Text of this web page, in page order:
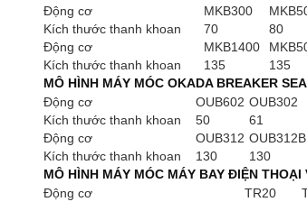
Động cơ
MKB300
Kích thước thanh khoan
70 80
Động cơ
MKB1400
Kích thước thanh khoan
135 135
MÔ HÌNH MÁY MÓC OKADA BREAKER
Động cơ
OUB602 OUB302
Kích thước thanh khoan
50 61
Động cơ
OUB312 OUB312B
Kích thước thanh khoan
130 130
MÔ HÌNH MÁY MÓC MÁY BAY ĐIỆN THOẠI
Động cơ
TR20